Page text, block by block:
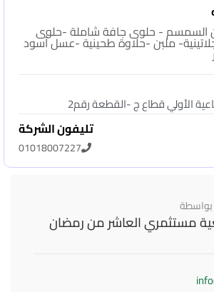
السمسم - حلوى جافة شاملة -حلوى
ملبن -حلاوة طحينية -عسل أسود
الأولي قطاع ج -القطعة رقم2
تليفون الشركة
01018007227
مستثمري العاشر من رمضان